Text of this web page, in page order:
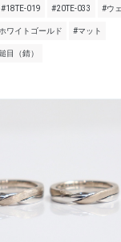
#18TE-019 #20TE-033 #ウ
ワイトゴールド #マット
目（錆）